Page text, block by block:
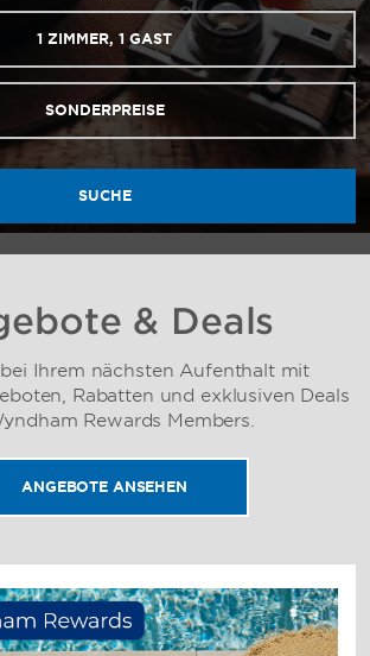
1 ZIMMER, 1 GAST
SONDERPREISE
SUCHE
& Deals
bei Ihrem nächsten Aufenthalt mit
Rabatten und exklusiven Deals
Rewards Members.
ANGEBOTE ANSEHEN